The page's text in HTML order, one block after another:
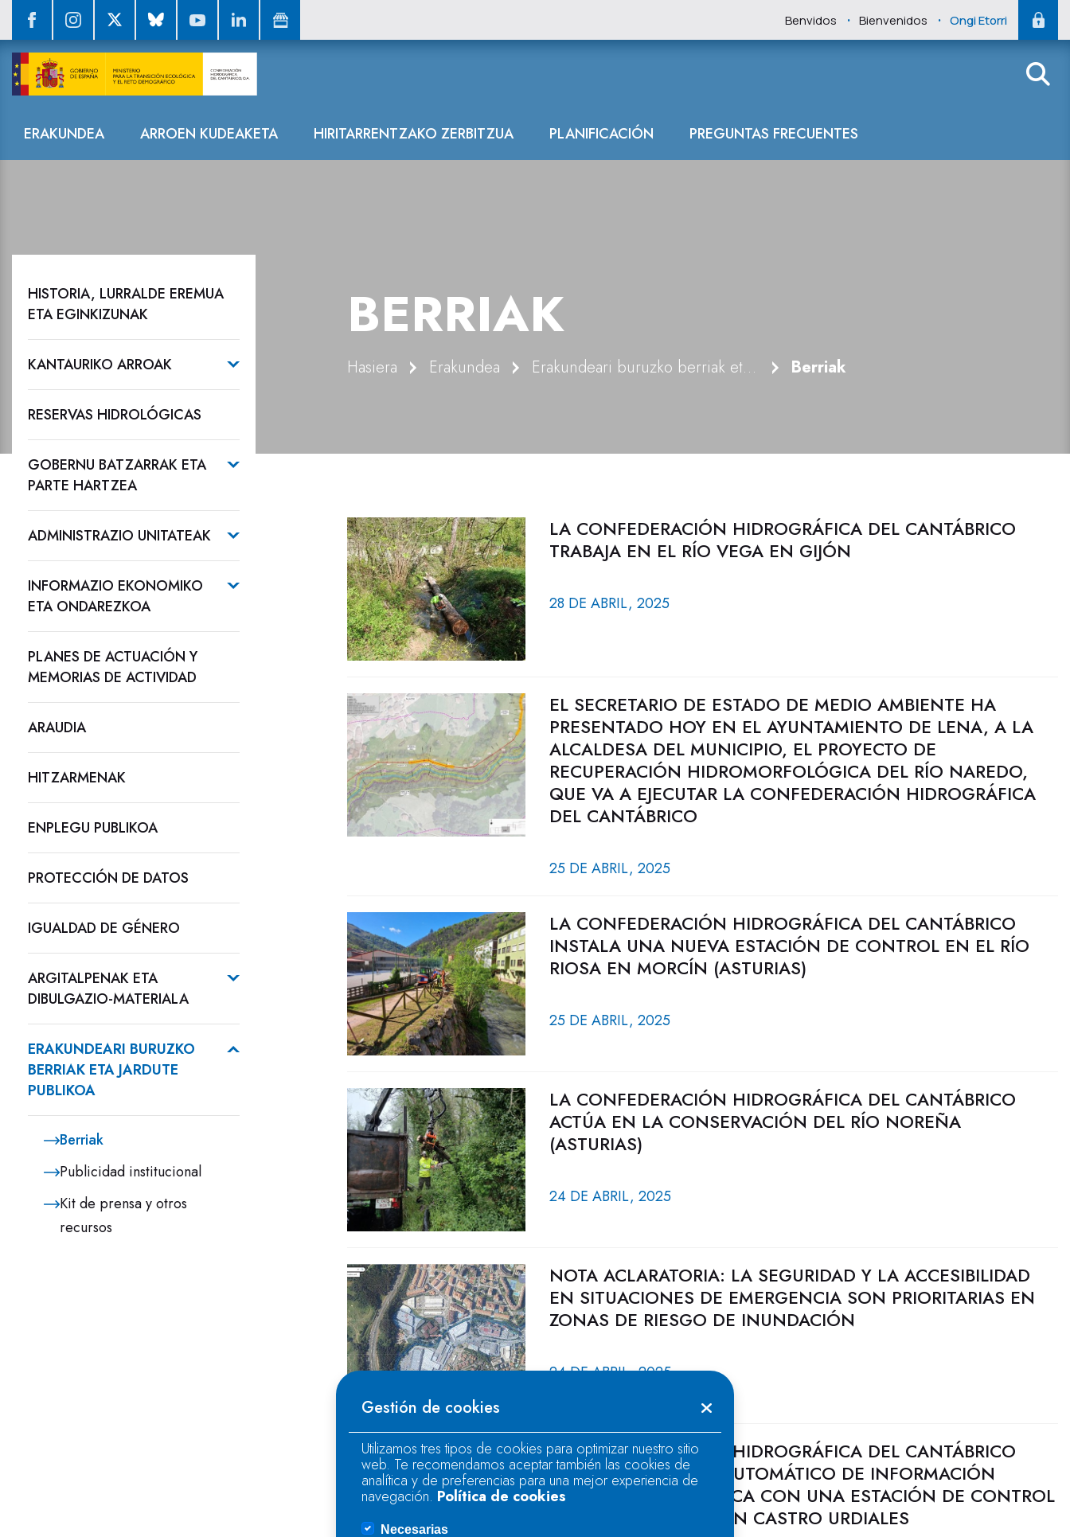
Benvidos . Bienvenidos . Ongi Etorri
Nabigazioa
ERAKUNDEA ARROEN KUDEAKETA HIRITARRENTZAKO ZERBITZUA PLANIFICACIÓN PREGUNTAS FRECUENTES
Berriak
BERRIAK
Hasiera Erakundea Erakundeari buruzko berriak eta jardute publikoa Berriak
HISTORIA, LURRALDE EREMUA
ETA EGINKIZUNAK
KANTAURIKO ARROAK
RESERVAS HIDROLÓGICAS
GOBERNU BATZARRAK ETA
PARTE HARTZEA
ADMINISTRAZIO UNITATEAK
INFORMAZIO EKONOMIKO
ETA ONDAREZKOA
PLANES DE ACTUACIÓN Y
MEMORIAS DE ACTIVIDAD
ARAUDIA
HITZARMENAK
ENPLEGU PUBLIKOA
PROTECCIÓN DE DATOS
IGUALDAD DE GÉNERO
ARGITALPENAK ETA
DIBULGAZIO-MATERIALA
ERAKUNDEARI BURUZKO
BERRIAK ETA JARDUTE
PUBLIKOA
Berriak
Publicidad institucional
Kit de prensa y otros
recursos
LA CONFEDERACIÓN HIDROGRÁFICA DEL CANTÁBRICO
TRABAJA EN EL RÍO VEGA EN GIJÓN
28 DE ABRIL, 2025
EL SECRETARIO DE ESTADO DE MEDIO AMBIENTE HA
PRESENTADO HOY EN EL AYUNTAMIENTO DE LENA, A LA
ALCALDESA DEL MUNICIPIO, EL PROYECTO DE
RECUPERACIÓN HIDROMORFOLÓGICA DEL RÍO NAREDO,
QUE VA A EJECUTAR LA CONFEDERACIÓN HIDROGRÁFICA
DEL CANTÁBRICO
25 DE ABRIL, 2025
LA CONFEDERACIÓN HIDROGRÁFICA DEL CANTÁBRICO
INSTALA UNA NUEVA ESTACIÓN DE CONTROL EN EL RÍO
RIOSA EN MORCÍN (ASTURIAS)
25 DE ABRIL, 2025
LA CONFEDERACIÓN HIDROGRÁFICA DEL CANTÁBRICO
ACTÚA EN LA CONSERVACIÓN DEL RÍO NOREÑA
(ASTURIAS)
24 DE ABRIL, 2025
NOTA ACLARATORIA: LA SEGURIDAD Y LA ACCESIBILIDAD
EN SITUACIONES DE EMERGENCIA SON PRIORITARIAS EN
ZONAS DE RIESGO DE INUNDACIÓN
24 DE ABRIL, 2025
LA CONFEDERACIÓN HIDROGRÁFICA DEL CANTÁBRICO
AMPLÍA EL SISTEMA AUTOMÁTICO DE INFORMACIÓN
HIDROMETEOROLÓGICA CON UNA ESTACIÓN DE CONTROL
EN EL RÍO SÁMANO EN CASTRO URDIALES
Gestión de cookies
Utilizamos tres tipos de cookies para optimizar nuestro sitio
web. Te recomendamos aceptar también las cookies de
analítica y de preferencias para una mejor experiencia de
navegación. Política de cookies
Necesarias